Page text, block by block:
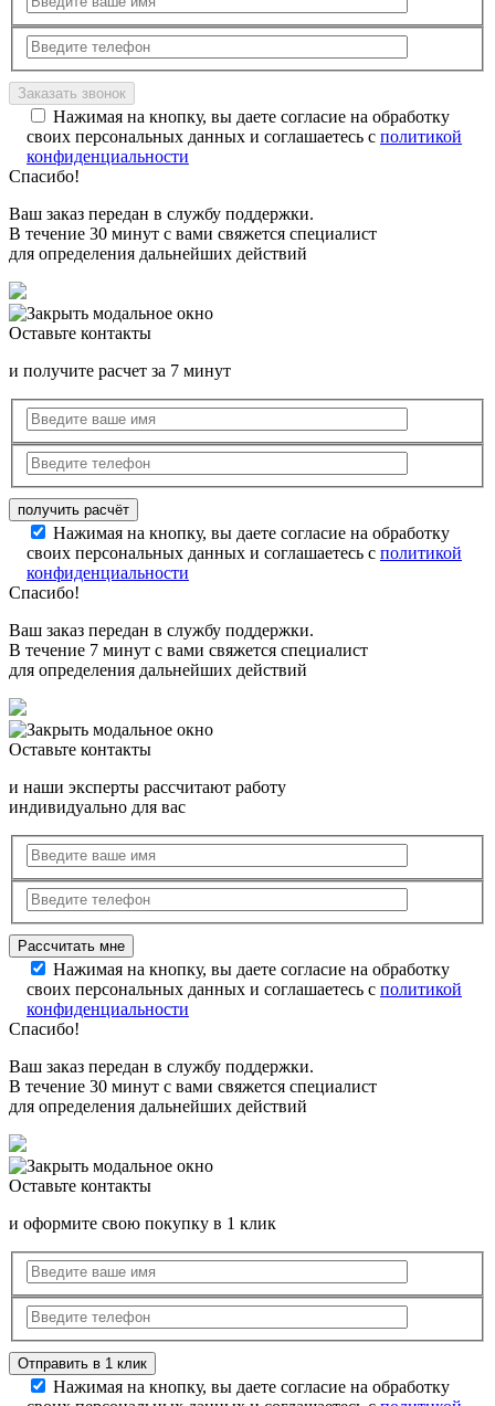
Нажимая на кнопку, вы даете согласие на обработку
своих персональных данных и соглашаетесь с политикой
конфиденциальности
Спасибо!
Ваш заказ передан в службу поддержки.
В течение 30 минут с вами свяжется специалист
для определения дальнейших действий
Оставьте контакты
и получите расчет за 7 минут
Нажимая на кнопку, вы даете согласие на обработку
своих персональных данных и соглашаетесь с политикой
конфиденциальности
Спасибо!
Ваш заказ передан в службу поддержки.
В течение 7 минут с вами свяжется специалист
для определения дальнейших действий
Оставьте контакты
и наши эксперты рассчитают работу
индивидуально для вас
Нажимая на кнопку, вы даете согласие на обработку
своих персональных данных и соглашаетесь с политикой
конфиденциальности
Спасибо!
Ваш заказ передан в службу поддержки.
В течение 30 минут с вами свяжется специалист
для определения дальнейших действий
Оставьте контакты
и оформите свою покупку в 1 клик
Нажимая на кнопку, вы даете согласие на обработку